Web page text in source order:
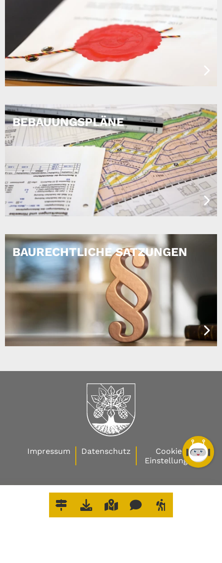
BEBAUUNGSPLÄNE
BAURECHTLICHE SATZUNGEN
Impressum Datenschutz
Cookie-
Einstellungen